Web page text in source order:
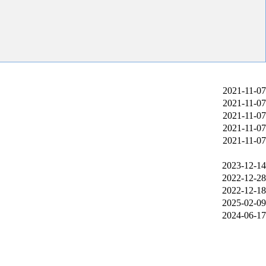
2021-11-07
2021-11-07
2021-11-07
2021-11-07
2021-11-07
2023-12-14
2022-12-28
2022-12-18
2025-02-09
2024-06-17